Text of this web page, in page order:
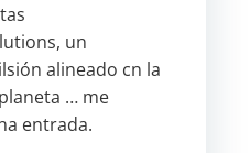
un
alineado cn la
… me
entrada.